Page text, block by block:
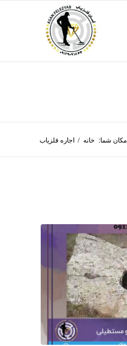
مکان شما: خانه / اجاره فلزیاب